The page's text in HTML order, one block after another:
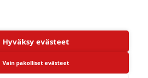
Hyväksy evästeet
Vain pakolliset evästeet
Powered by